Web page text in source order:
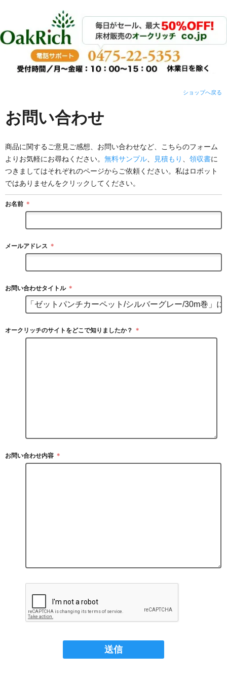
ショップへ戻る
お問い合わせ
商品に関するご意見ご感想、お問い合わせなど、こちらのフォーム
よりお気軽にお尋ねください。 無料サンプル 見積もり 領収書に
つきましてはそれぞれのページからご依頼ください。私はロボット
ではありませんをクリックしてください。
お名前 ＊
メールアドレス ＊
お問い合わせタイトル ＊
オークリッチのサイトをどこで知りましたか？ ＊
お問い合わせ内容 ＊